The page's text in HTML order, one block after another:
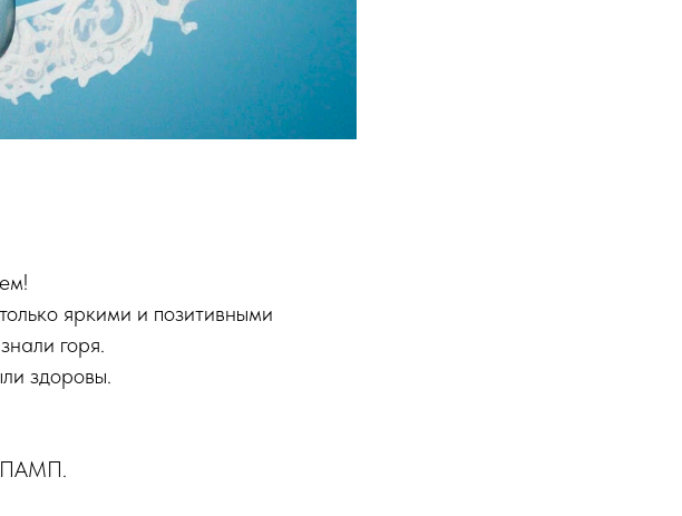
яркими и позитивными
горя.
здоровы.